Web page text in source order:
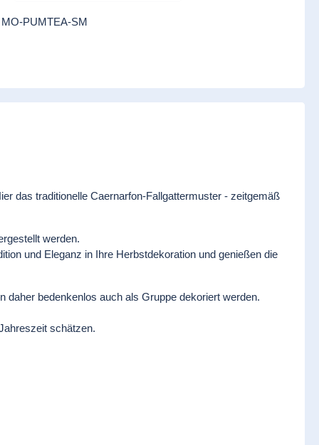
MO-PUMTEA-SM
das traditionelle Caernarfon-Fallgattermuster - zeitgemäß
werden.
und Eleganz in Ihre Herbstdekoration und genießen die
daher bedenkenlos auch als Gruppe dekoriert werden.
schätzen.